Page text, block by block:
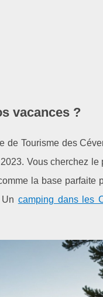
vacances ?
de Tourisme des
Vous cherchez le
la base parfaite
camping dans les